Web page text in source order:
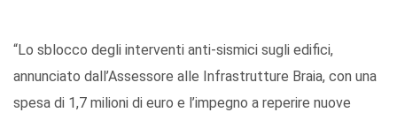
“Lo sblocco degli interventi anti-sismici sugli edifici,
annunciato dall’Assessore alle Infrastrutture Braia, con una
spesa di 1,7 milioni di euro e l’impegno a reperire nuove